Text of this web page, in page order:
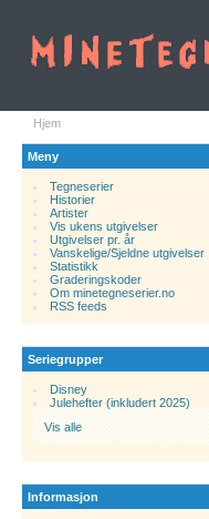
Hjem
Meny
Tegneserier
Historier.
Artister
Vis ukens utgivelser
Utgivelser pr. år
Vanskelige/Sjeldne utgivelser
Statistikk
Graderingskoder
Om minetegneserier.no
RSS feeds
Seriegrupper
Disney
Julehefter (inkludert 2025)
Vis alle
Informasjon